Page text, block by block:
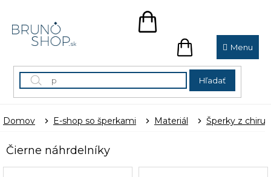
obsah
Hľadať
NÁKUPNÝ
NÁKUPNÝ
KOŠÍK
Domov E-shop so šperkami Materiál Šperky z
Čierne náhrdelníky